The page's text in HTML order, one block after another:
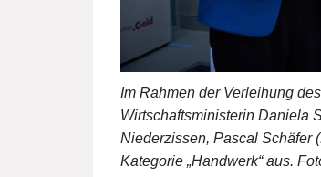
Im Rahmen der Verleihung
Wirtschaftsministerin Daniela
Niederzissen, Pascal Schäfer
Kategorie „Handwerk“ aus.